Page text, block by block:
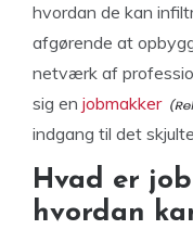
hvordan de kan
afgørende at
netværk af
sig en jobmakker
indgang til det
Hvad er
hvordan